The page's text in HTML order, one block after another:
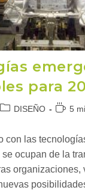
para
Categoría
entrada:
DISEÑO
Tiempo
lectura:
5
con las
ocupan de la
organizaciones,